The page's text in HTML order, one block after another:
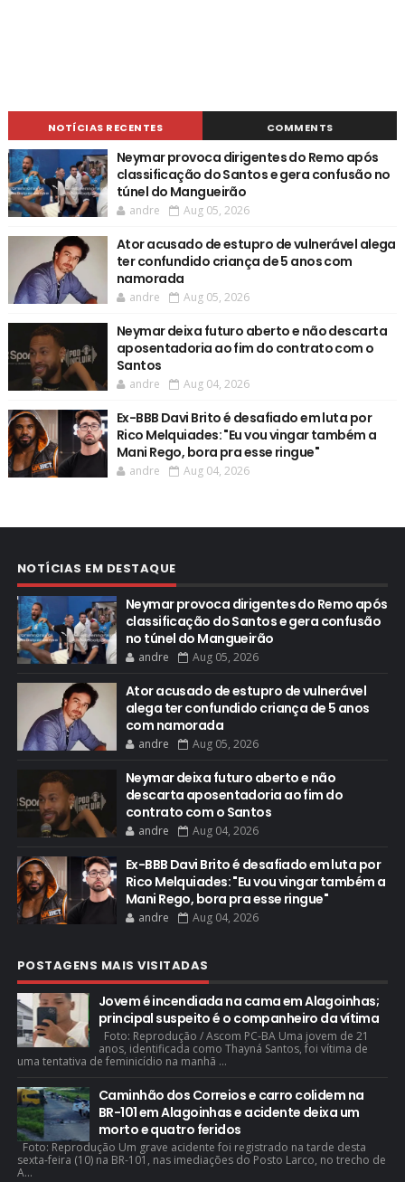
NOTÍCIAS RECENTES COMMENTS
Neymar provoca dirigentes do Remo após
classificação do Santos e gera confusão no
túnel do Mangueirão
andre Aug 05, 2026
Ator acusado de estupro de vulnerável alega
ter confundido criança de 5 anos com
namorada
andre Aug 05, 2026
Neymar deixa futuro aberto e não descarta
aposentadoria ao fim do contrato com o
Santos
andre Aug 04, 2026
Ex-BBB Davi Brito é desafiado em luta por
Rico Melquiades: "Eu vou vingar também a
Mani Rego, bora pra esse ringue"
andre Aug 04, 2026
NOTÍCIAS EM DESTAQUE
Neymar provoca dirigentes do Remo após
classificação do Santos e gera confusão
no túnel do Mangueirão
andre Aug 05, 2026
Ator acusado de estupro de vulnerável
alega ter confundido criança de 5 anos
com namorada
andre Aug 05, 2026
Neymar deixa futuro aberto e não
descarta aposentadoria ao fim do
contrato com o Santos
andre Aug 04, 2026
Ex-BBB Davi Brito é desafiado em luta por
Rico Melquiades: "Eu vou vingar também a
Mani Rego, bora pra esse ringue"
andre Aug 04, 2026
POSTAGENS MAIS VISITADAS
Jovem é incendiada na cama em Alagoinhas;
principal suspeito é o companheiro da vítima
Foto: Reprodução / Ascom PC-BA Uma jovem de 21
anos, identificada como Thayná Santos, foi vítima de
uma tentativa de feminicídio na manhã ...
Caminhão dos Correios e carro colidem na
BR-101 em Alagoinhas e acidente deixa um
morto e quatro feridos
Foto: Reprodução Um grave acidente foi registrado na tarde desta
sexta-feira (10) na BR-101, nas imediações do Posto Larco, no trecho de
A...